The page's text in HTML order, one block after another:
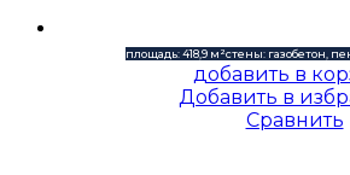
площадь: 418,9 м²стены: газобетон,
добавить в
Добавить в
Сравнить